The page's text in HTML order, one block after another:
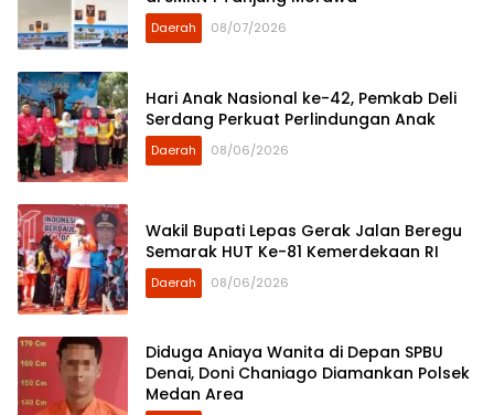
Daerah 08/07/2026
Hari Anak Nasional ke-42, Pemkab Deli
Serdang Perkuat Perlindungan Anak
Daerah 08/06/2026
Wakil Bupati Lepas Gerak Jalan Beregu
Semarak HUT Ke-81 Kemerdekaan RI
Daerah 08/06/2026
Diduga Aniaya Wanita di Depan SPBU
Denai, Doni Chaniago Diamankan Polsek
Medan Area